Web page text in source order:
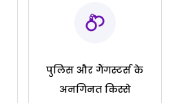
पुलिस और गैंगस्टर्स के
अनगिनत किस्से